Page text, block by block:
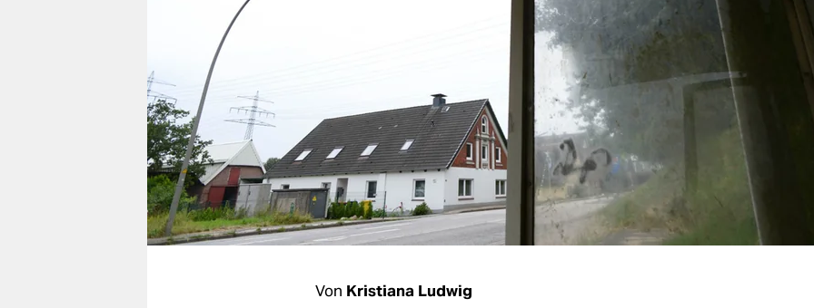
veranstaltungen
shop
fragen & hilfe
unterstützen
abo
genossenschaft
Von Kristiana Ludwig